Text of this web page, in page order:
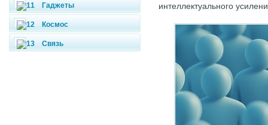
Гаджеты
Космос
Связь
интеллектуального